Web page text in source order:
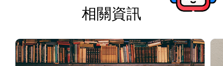
相關資訊